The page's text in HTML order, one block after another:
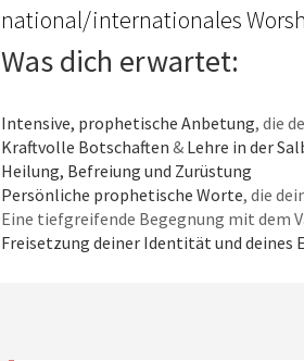
national/internationales
Was dich erwartet:
Intensive, prophetische Anbetung, die
Kraftvolle Botschaften & Lehre in der
Heilung, Befreiung und Zurüstung
Persönliche prophetische Worte, die
Eine tiefgreifende Begegnung mit dem
Freisetzung deiner Identität und deines